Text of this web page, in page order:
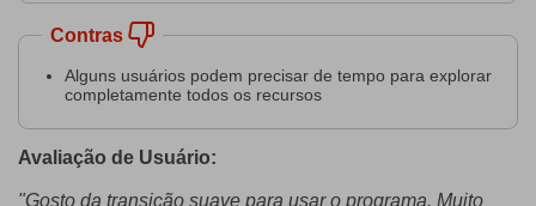
Contras
Alguns usuários podem precisar de tempo para explorar
completamente todos os recursos
Avaliação de Usuário:
"Gosto da transição suave para usar o programa. Muito